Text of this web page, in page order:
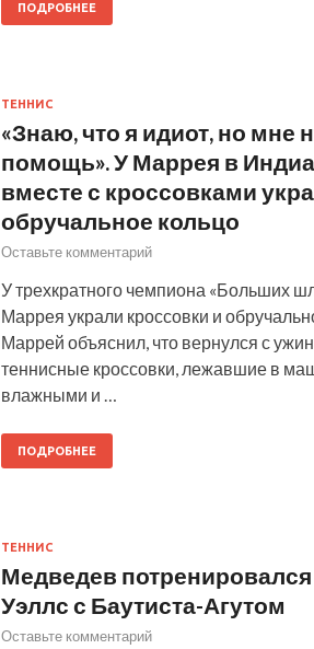
ПОДРОБНЕЕ
ТЕННИС
«Знаю, что я идиот, но мне
помощь». У Маррея в
вместе с кроссовками
обручальное кольцо
Оставьте комментарий
У трехкратного чемпиона «Больших
Маррея украли кроссовки и
Маррей объяснил, что вернулся с
теннисные кроссовки, лежавшие в
влажными и …
ПОДРОБНЕЕ
ТЕННИС
Медведев
Уэллс с Баутиста-Агутом
Оставьте комментарий